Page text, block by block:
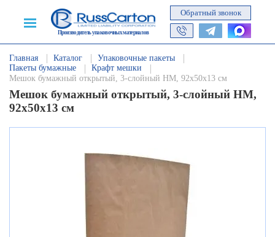
Производитель упаковочных материалов
Обратный звонок
Главная Каталог
Упаковочные пакеты
Пакеты бумажные
Крафт мешки
Мешок бумажный открытый, 3-слойный НМ, 92х50х13 см
Мешок бумажный открытый, 3-слойный НМ,
92х50х13 см